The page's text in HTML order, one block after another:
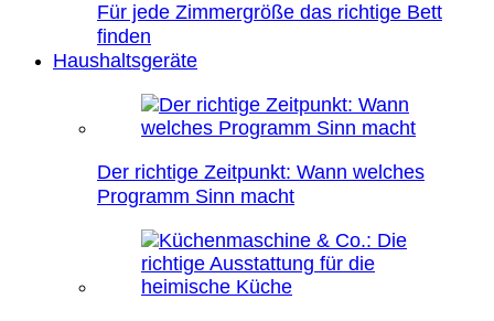
Für jede Zimmergröße das richtige Bett
finden
Haushaltsgeräte
Der richtige Zeitpunkt: Wann welches
Programm Sinn macht